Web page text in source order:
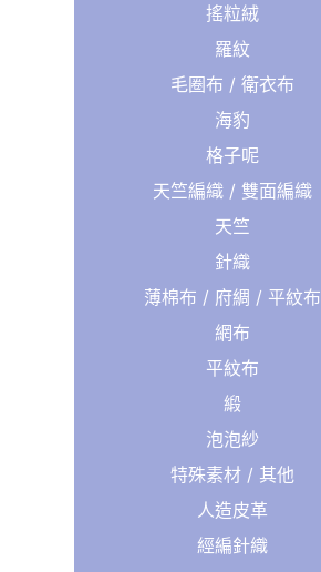
搖粒絨
羅紋
毛圈布 / 衛衣布
海豹
格子呢
天竺編織 / 雙面編織
天竺
針織
薄棉布 / 府綢 / 平紋布
網布
平紋布
緞
泡泡紗
特殊素材 / 其他
人造皮革
經編針織